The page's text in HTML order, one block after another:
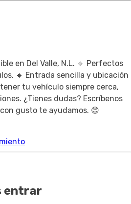
en Del Valle, N.L. 🔹 Perfectos
🔹 Entrada sencilla y ubicación
tu vehículo siempre cerca,
¿Tienes dudas? Escríbenos
gusto te ayudamos. 😊
entrar